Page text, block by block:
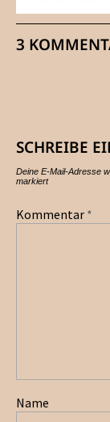
3
SCHREIBE
Deine E-Mail-Adresse
markiert
Kommentar *
Name